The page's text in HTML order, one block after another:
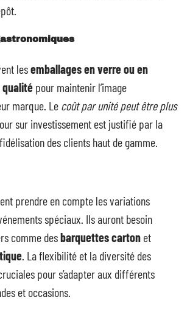
lesemballages en verre ou en
pour maintenir l’image
marque. Le coût par unité peut être plus
sur investissement est justifié par la
des clients haut de gamme.
prendre en compte les variations
spéciaux. Ils auront besoin
comme desbarquettes carton et
. La flexibilité et la diversité des
pour s’adapter aux différents
et occasions.